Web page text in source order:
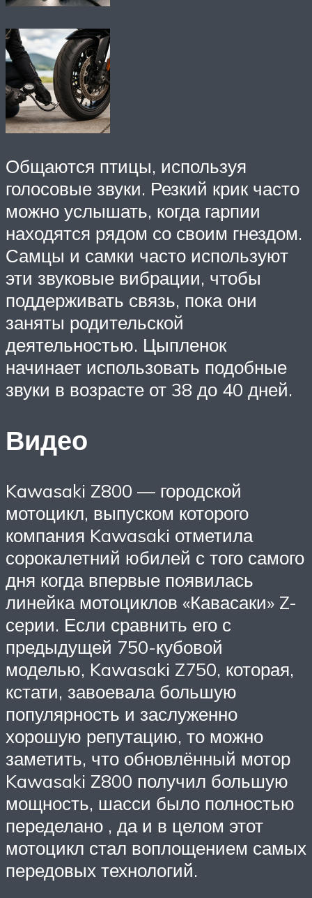
Общаются птицы, используя
голосовые звуки. Резкий крик часто
можно услышать, когда гарпии
находятся рядом со своим гнездом.
Самцы и самки часто используют
эти звуковые вибрации, чтобы
поддерживать связь, пока они
заняты родительской
деятельностью. Цыпленок
начинает использовать подобные
звуки в возрасте от 38 до 40 дней.
Видео
Kawasaki Z800 — городской
мотоцикл, выпуском которого
компания Kawasaki отметила
сорокалетний юбилей с того самого
дня когда впервые появилась
линейка мотоциклов «Кавасаки» Z-
серии. Если сравнить его с
предыдущей 750-кубовой
моделью, Kawasaki Z750, которая,
кстати, завоевала большую
популярность и заслуженно
хорошую репутацию, то можно
заметить, что обновлённый мотор
Kawasaki Z800 получил большую
мощность, шасси было полностью
переделано , да и в целом этот
мотоцикл стал воплощением самых
передовых технологий.